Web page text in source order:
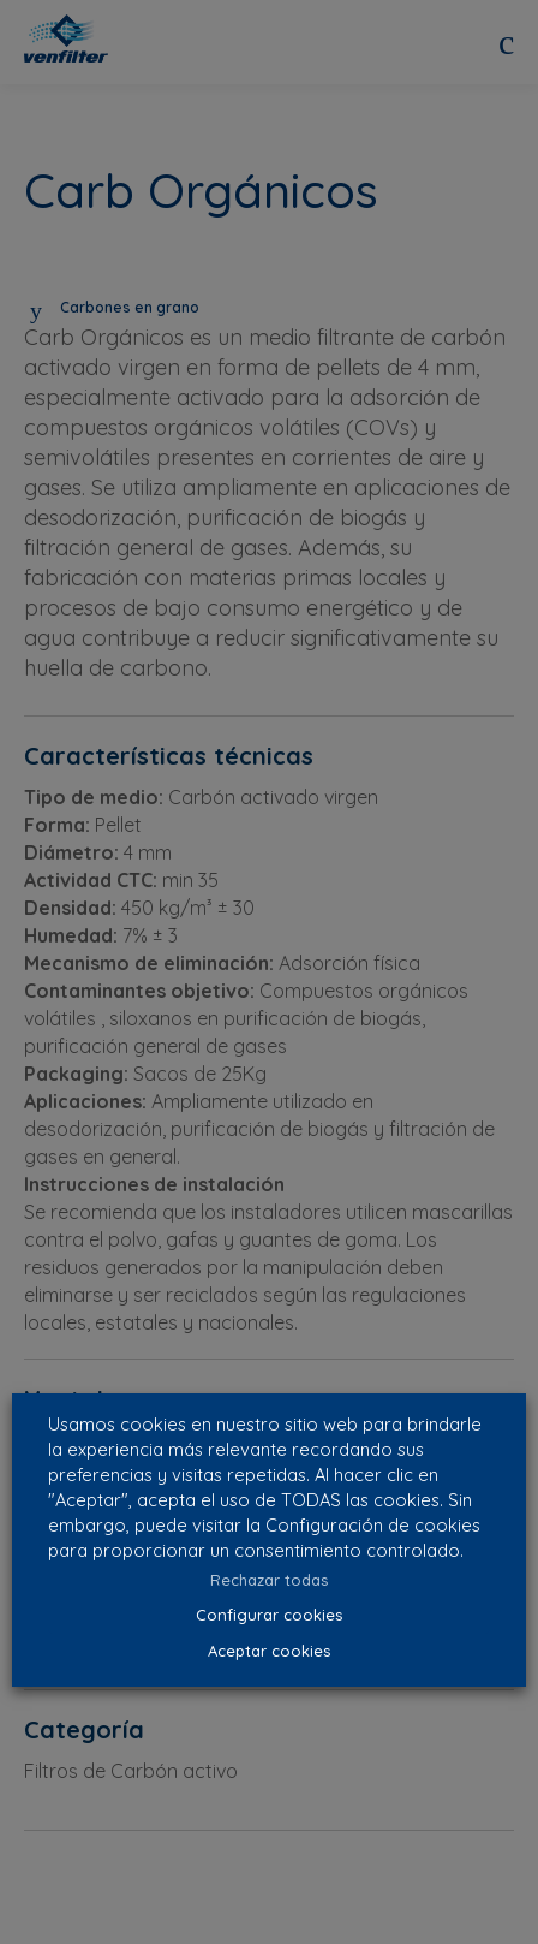
Carbones en grano
Carb Orgánicos es un medio filtrante de carbón
activado virgen en forma de pellets de 4 mm,
especialmente activado para la adsorción de
compuestos orgánicos volátiles (COVs) y
semivolátiles presentes en corrientes de aire y
gases. Se utiliza ampliamente en aplicaciones de
desodorización, purificación de biogás y
filtración general de gases. Además, su
fabricación con materias primas locales y
procesos de bajo consumo energético y de
agua contribuye a reducir significativamente su
huella de carbono.
Características técnicas
Tipo de medio: Carbón activado virgen
Forma: Pellet
Diámetro: 4 mm
Actividad CTC: min 35
Densidad: 450 kg/m³ ± 30
Humedad: 7% ± 3
Mecanismo de eliminación: Adsorción física
Contaminantes objetivo: Compuestos orgánicos
volátiles , siloxanos en purificación de biogás,
purificación general de gases
Packaging: Sacos de 25Kg
Aplicaciones: Ampliamente utilizado en
desodorización, purificación de biogás y filtración de
gases en general.
Instrucciones de instalación
Se recomienda que los instaladores utilicen mascarillas
contra el polvo, gafas y guantes de goma. Los
residuos generados por la manipulación deben
eliminarse y ser reciclados según las regulaciones
locales, estatales y nacionales.
Ventajas
– Alta capacidad de adsorción de contaminantes
orgánicos
– Especialmente eficaz frente a COVs y siloxanos
– Baja pérdida de carga gracias a su formato
pelletizado
– Menor huella de carbono respecto a carbones
Categoría
Filtros de Carbón activo
Carb Orgánicos
Usamos cookies en nuestro sitio web para brindarle
la experiencia más relevante recordando sus
preferencias y visitas repetidas. Al hacer clic en
"Aceptar", acepta el uso de TODAS las cookies. Sin
embargo, puede visitar la Configuración de cookies
para proporcionar un consentimiento controlado.
Rechazar todas
Configurar cookies
Aceptar cookies